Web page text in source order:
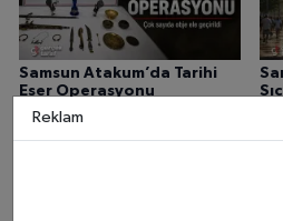
Samsun Atakum’da Tarihi
Eser Operasyonu
Reklam